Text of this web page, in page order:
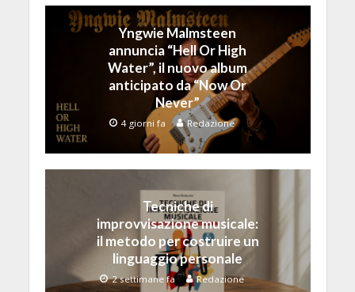
Yngwie Malmsteen
annuncia “Hell Or High
Water”, il nuovo album
anticipato da “Now Or
Never”
4 giorni fa Redazione
Tecniche di
improvvisazione musicale:
il metodo per costruire un
linguaggio personale
2 settimane fa Redazione